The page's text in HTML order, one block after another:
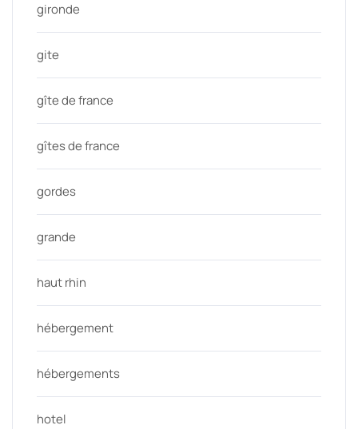
gironde
gite
gîte de france
gîtes de france
gordes
grande
haut rhin
hébergement
hébergements
hotel